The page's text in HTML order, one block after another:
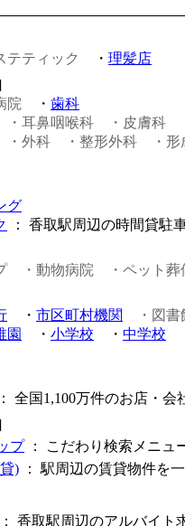
テティック ・ 理髪店
院 ・ 歯科
・耳鼻咽喉科 ・皮膚科
・外科 ・整形外科
・
グ
： 香取駅周辺の時間貸駐
・動物病院
・ペット葬
・ 市区町村機関
・図書
園 ・ 小学校 ・ 中学校
： 全国1,100万件のお店・
プ： こだわり検索メニュ
) ： 駅周辺の賃貸物件を
： 香取駅周辺のアルバイト